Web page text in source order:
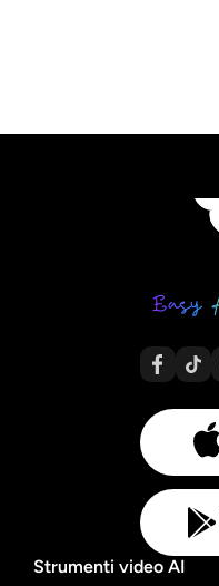
Strumenti video AI